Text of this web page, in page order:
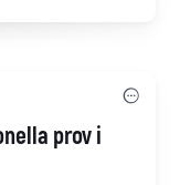
prov i